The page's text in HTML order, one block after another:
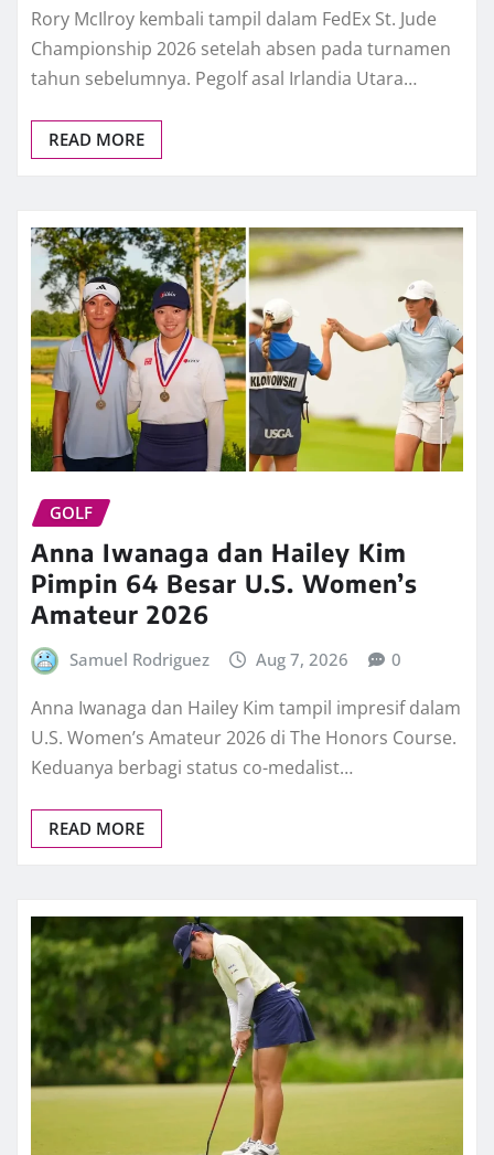
Rory McIlroy kembali tampil dalam FedEx St. Jude
Championship 2026 setelah absen pada turnamen
tahun sebelumnya. Pegolf asal Irlandia Utara…
READ MORE
GOLF
Anna Iwanaga dan Hailey Kim
Pimpin 64 Besar U.S. Women’s
Amateur 2026
Samuel Rodriguez Aug 7, 2026 0
Anna Iwanaga dan Hailey Kim tampil impresif dalam
U.S. Women’s Amateur 2026 di The Honors Course.
Keduanya berbagi status co-medalist…
READ MORE